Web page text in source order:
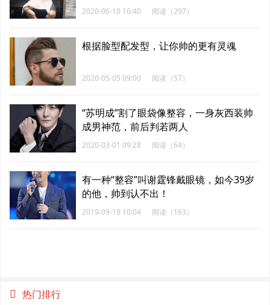
2020-06-10 10:40 阅读（297）
根据脸型配发型，让你帅的更有灵魂
2020-05-05 09:00 阅读（57）
“苏明成”割了眼袋像整容，一身灰西装帅
成男神范，前后判若两人
2020-03-01 09:28 阅读（64）
有一种“整容”叫谢霆锋戴眼镜，如今39岁
的他，帅到认不出！
2019-09-18 10:04 阅读（163）
热门排行